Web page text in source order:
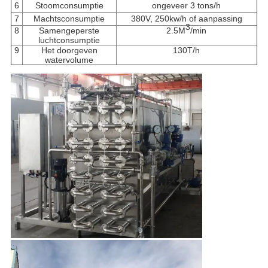
6
Stoomconsumptie
ongeveer 3 tons/h
7
Machtsconsumptie
380V, 250kw/h of aanpassing
8
Samengeperste
luchtconsumptie
2.5M3/min
9
Het doorgeven
watervolume
130T/h